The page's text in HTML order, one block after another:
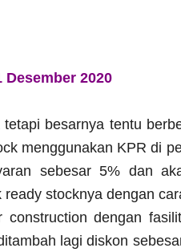
2020
besarnya tentu
menggunakan KPR di
sebesar 5% dan
stocknya dengan
dengan
lagi diskon